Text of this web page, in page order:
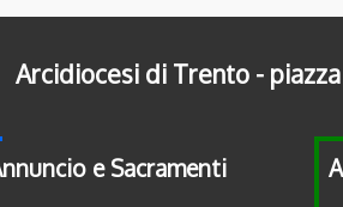
Arcidiocesi di Trento -
e Sacramenti